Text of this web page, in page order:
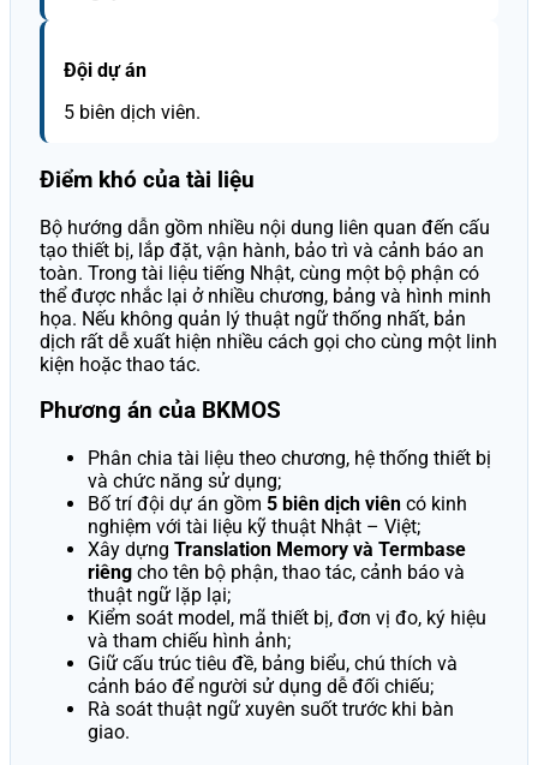
Đội dự án
5 biên dịch viên.
Điểm khó của tài liệu
Bộ hướng dẫn gồm nhiều nội dung liên quan đến cấu
tạo thiết bị, lắp đặt, vận hành, bảo trì và cảnh báo an
toàn. Trong tài liệu tiếng Nhật, cùng một bộ phận có
thể được nhắc lại ở nhiều chương, bảng và hình minh
họa. Nếu không quản lý thuật ngữ thống nhất, bản
dịch rất dễ xuất hiện nhiều cách gọi cho cùng một linh
kiện hoặc thao tác.
Phương án của BKMOS
Phân chia tài liệu theo chương, hệ thống thiết bị
và chức năng sử dụng;
Bố trí đội dự án gồm 5 biên dịch viên có kinh
nghiệm với tài liệu kỹ thuật Nhật – Việt;
Xây dựng Translation Memory và Termbase
riêng cho tên bộ phận, thao tác, cảnh báo và
thuật ngữ lặp lại;
Kiểm soát model, mã thiết bị, đơn vị đo, ký hiệu
và tham chiếu hình ảnh;
Giữ cấu trúc tiêu đề, bảng biểu, chú thích và
cảnh báo để người sử dụng dễ đối chiếu;
Rà soát thuật ngữ xuyên suốt trước khi bàn
giao.